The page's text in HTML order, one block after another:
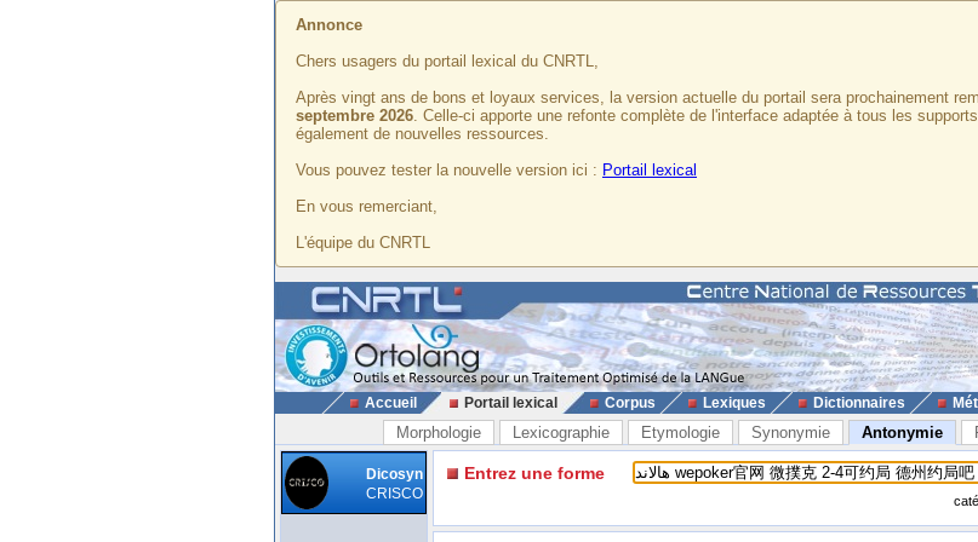
Annonce
Chers usagers du portail lexical du CNRTL,
Après vingt ans de bons et loyaux services, la version actuelle du portail sera prochainement
septembre 2026. Celle-ci apporte une refonte complète de l'interface adaptée à tous les
également de nouvelles ressources.
Vous pouvez tester la nouvelle version ici : Portail lexical
En vous remerciant,
L'équipe du CNRTL
Accueil Portail lexical Corpus Lexiques Dictionnaires
Morphologie Lexicographie Etymologie Synonymie Antonymie
Dicosyn
CRISCO
Entrez une forme